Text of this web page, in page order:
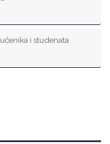
i studenata